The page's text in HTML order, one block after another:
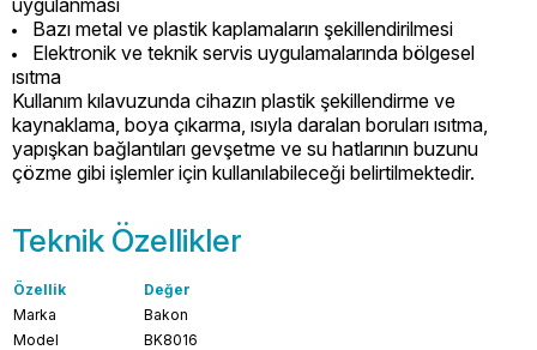
uygulanması
Bazı metal ve plastik kaplamaların şekillendirilmesi
Elektronik ve teknik servis uygulamalarında bölgesel
ısıtma
Kullanım kılavuzunda cihazın plastik şekillendirme ve
kaynaklama, boya çıkarma, ısıyla daralan boruları ısıtma,
yapışkan bağlantıları gevşetme ve su hatlarının buzunu
çözme gibi işlemler için kullanılabileceği belirtilmektedir.
Teknik Özellikler
Özellik
Değer
Marka
Bakon
Model
BK8016